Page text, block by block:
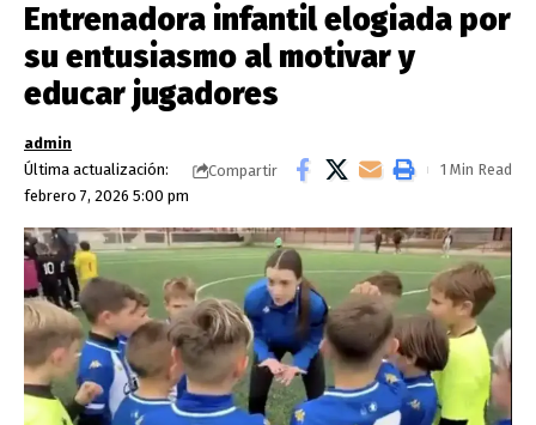
Entrenadora infantil elogiada por
su entusiasmo al motivar y
educar jugadores
Última actualización:
febrero 7, 2026 5:00 pm
admin
Compartir
1 Min Read